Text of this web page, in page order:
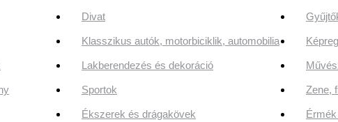
Divat
Klasszikus autók, motorbiciklik, automobilia
Lakberendezés és dekoráció
Sportok Zene,
Ékszerek és drágakövek